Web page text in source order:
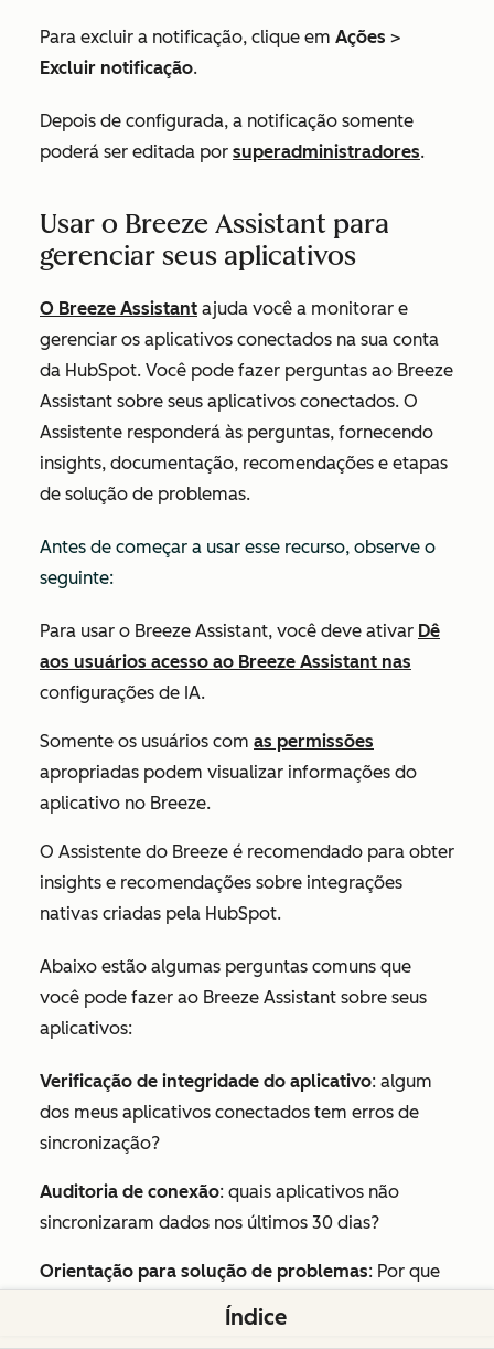
Para excluir a notificação, clique em Ações >
Excluir notificação.
Depois de configurada, a notificação somente
poderá ser editada por superadministradores.
Usar o Breeze Assistant para
gerenciar seus aplicativos
O Breeze Assistant ajuda você a monitorar e
gerenciar os aplicativos conectados na sua conta
da HubSpot. Você pode fazer perguntas ao Breeze
Assistant sobre seus aplicativos conectados. O
Assistente responderá às perguntas, fornecendo
insights, documentação, recomendações e etapas
de solução de problemas.
Antes de começar a usar esse recurso, observe o
seguinte:
Para usar o Breeze Assistant, você deve ativar Dê
aos usuários acesso ao Breeze Assistant nas
configurações de IA.
Somente os usuários com as permissões
apropriadas podem visualizar informações do
aplicativo no Breeze.
O Assistente do Breeze é recomendado para obter
insights e recomendações sobre integrações
nativas criadas pela HubSpot.
Abaixo estão algumas perguntas comuns que
você pode fazer ao Breeze Assistant sobre seus
aplicativos:
Verificação de integridade do aplicativo: algum
dos meus aplicativos conectados tem erros de
sincronização?
Auditoria de conexão: quais aplicativos não
sincronizaram dados nos últimos 30 dias?
Orientação para solução de problemas: Por que
minha integração do Salesforce não sincroniza
Índice